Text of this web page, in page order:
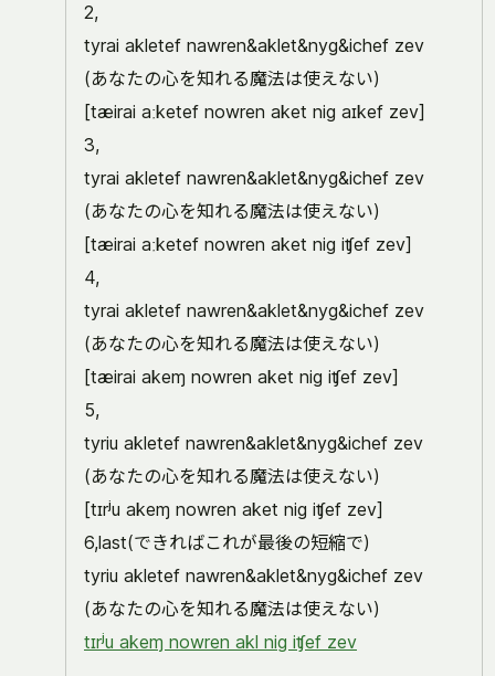
2,
tyrai akletef nawren&aklet&nyg&ichef zev
(あなたの心を知れる魔法は使えない)
[tæirai aːketef nowren aket nig aɪkef zev]
3,
tyrai akletef nawren&aklet&nyg&ichef zev
(あなたの心を知れる魔法は使えない)
[tæirai aːketef nowren aket nig iʧef zev]
4,
tyrai akletef nawren&aklet&nyg&ichef zev
(あなたの心を知れる魔法は使えない)
[tæirai akeɱ nowren aket nig iʧef zev]
5,
tyriu akletef nawren&aklet&nyg&ichef zev
(あなたの心を知れる魔法は使えない)
[tɪrʲu akeɱ nowren aket nig iʧef zev]
6,last(できればこれが最後の短縮で)
tyriu akletef nawren&aklet&nyg&ichef zev
(あなたの心を知れる魔法は使えない)
tɪrʲu akeɱ nowren akl nig iʧef zev